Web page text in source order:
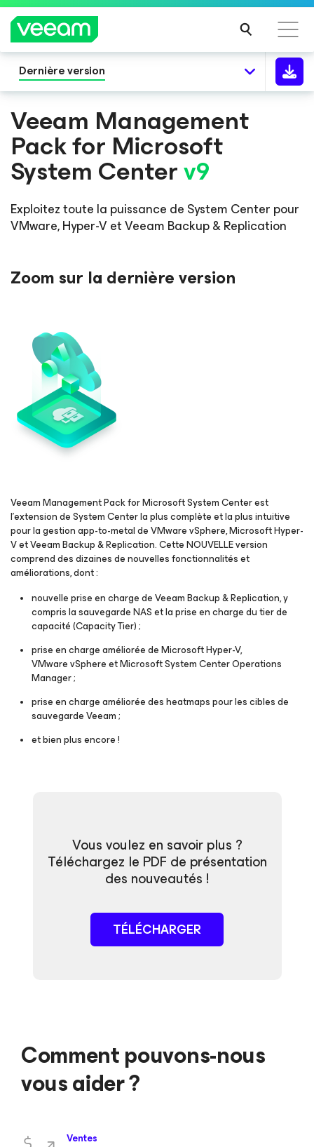
Recommandations de Veeam pour les clients
LIRE
LA
SUIT
E
Dernière version
Veeam Management
Packfor Microsoft
System Centerv9
Exploitez toute la puissance de System Center pour
VMware, Hyper-V et Veeam Backup & Replication
Zoom sur la dernière version
Veeam Management Packfor Microsoft System Centerest
l’extension de System Center la plus complète et la plus intuitive
pour la gestion app-to-metal de VMware vSphere, Microsoft Hyper-
V et Veeam Backup & Replication. Cette NOUVELLE version
comprend des dizaines de nouvelles fonctionnalités et
améliorations, dont :
nouvelle prise en charge de Veeam Backup & Replication, y
compris la sauvegarde NAS et la prise en charge du tier de
capacité (Capacity Tier) ;
prise en charge améliorée de Microsoft Hyper-V,
VMware vSphere et Microsoft System Center Operations
Manager ;
prise en charge améliorée des heatmaps pour les cibles de
sauvegarde Veeam ;
et bien plus encore !
Vous voulez en savoir plus ?
Téléchargez le PDF de présentation
des nouveautés !
TÉLÉCHARGER
Comment pouvons-nous
vous aider ?
Ventes